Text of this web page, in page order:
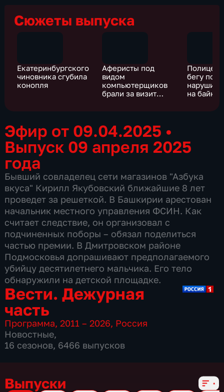
Сюжеты выпуска
Екатеринбургского
чиновника сгубила
конопля
Аферисты под
видом
компьютерщиков
брали за визит
бегу
на байке
Эфир от 09.04.2025 •
Выпуск 09 апреля 2025
года
Бывший совладелец сети магазинов "Азбука
вкуса" Кирилл Якубовский ближайшие 8 лет
проведет за решеткой. В Башкирии арестован
начальник местного управления ФСИН. Как
считает следствие, он организовал с
подчиненных поборы – обязал поделиться
частью премии. В Дмитровском районе
Подмосковья допрашивают предполагаемого
убийцу десятилетнего мальчика. Его тело
обнаружили на детской площадке.
Вести. Дежурная
часть
Программа,2011 – 2026, Россия
Новостные,
16 сезонов, 6466 выпусков
Выпуски